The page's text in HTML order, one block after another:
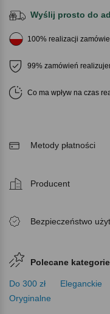
Wyślij prosto do
100% realizacji
99% zamówień
Co ma wpływ na czas
Metody płatności
Producent
Bezpieczeństwo
Polecane
Do 300 zł Eleganckie
Oryginalne